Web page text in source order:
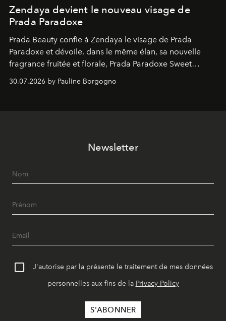
Zendaya devient le nouveau visage de
Prada Paradoxe
Prada Beauty confie à Zendaya le visage de Prada
Paradoxe et dévoile, dans le même élan, sa nouvelle
fragrance fruitée et florale, Prada Paradoxe Sweet
Chemistry Eau de Parfum.
30.07.2026 by Pauline Borgogno
Newsletter
J'autorise par la présente le traitement de mes données
personnelles aux fins de la Privacy Policy